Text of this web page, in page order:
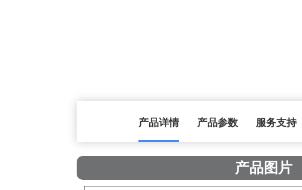
产品详情 产品参数 服务支持
产品图片